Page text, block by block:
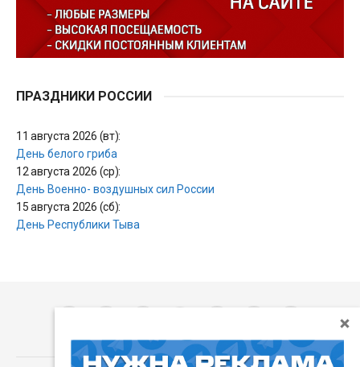
ПРАЗДНИКИ РОССИИ
11 августа 2026 (вт):
День белого гриба
12 августа 2026 (ср):
День Военно- воздушных сил России
15 августа 2026 (сб):
День Республики Тыва